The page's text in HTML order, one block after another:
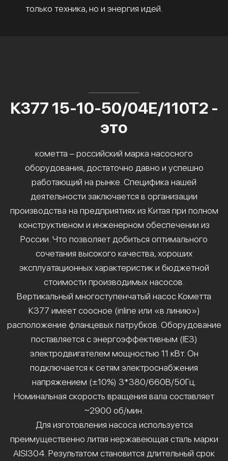
только техника, но и энергия идей.
К377 15-10-50/04Е/110Т2 -
это
кометта – российский марка насосного
оборудования, достаточно давно и успешно
работающий на рынке. Специфика нашей
деятельности заключается в организации
производства на предприятиях из Китая при полном
конструктивном и инженерном обеспечении из
России. Что позволяет добиться оптимального
сочетания высокого качества, хороших
эксплуатационных характеристик и бюджетной
стоимости производимых насосов.
Вертикальный многоступенчатый насос Кометта
К377 имеет соосное (inline или «в линию»)
расположение фланцевых патрубков. Оборудование
поставляется с энергоэффективным (IE3)
электродвигателем мощностью 11 кВт. Он
подключается к сетям электроснабжения
напряжением (±10%) 3*380/660В/50Гц.
Номинальная скорость вращения вала составляет
~2900 об/мин.
Для изготовления насоса используется
преимущественно литая нержавеющая сталь марки
AISI304. Результатом становится длительный срок